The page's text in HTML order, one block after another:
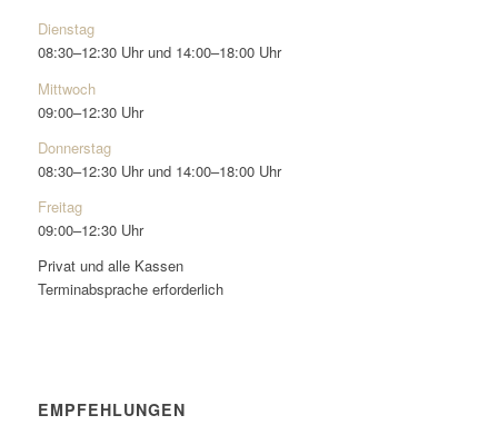
Dienstag
08:30–12:30 Uhr und 14:00–18:00 Uhr
Mittwoch
09:00–12:30 Uhr
Donnerstag
08:30–12:30 Uhr und 14:00–18:00 Uhr
Freitag
09:00–12:30 Uhr
Privat und alle Kassen
Terminabsprache erforderlich
EMPFEHLUNGEN